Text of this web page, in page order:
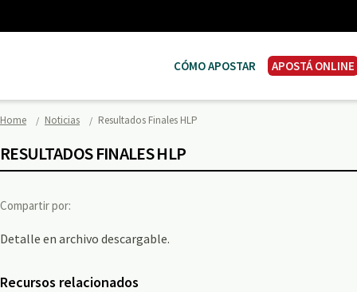
CÓMO APOSTAR APOSTÁ ONLINE
Home Noticias Resultados Finales HLP
RESULTADOS FINALES HLP
Compartir por:
Detalle en archivo descargable.
Recursos relacionados